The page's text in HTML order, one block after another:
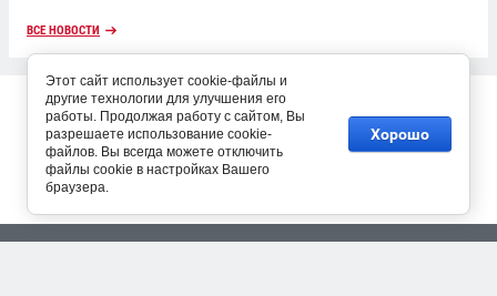
ВСЕ НОВОСТИ
Copyright © 2017
Этот сайт использует cookie-файлы и
другие технологии для улучшения его
работы. Продолжая работу с сайтом, Вы
разрешаете использование cookie-
файлов. Вы всегда можете отключить
файлы cookie в настройках Вашего
браузера.
Хорошо